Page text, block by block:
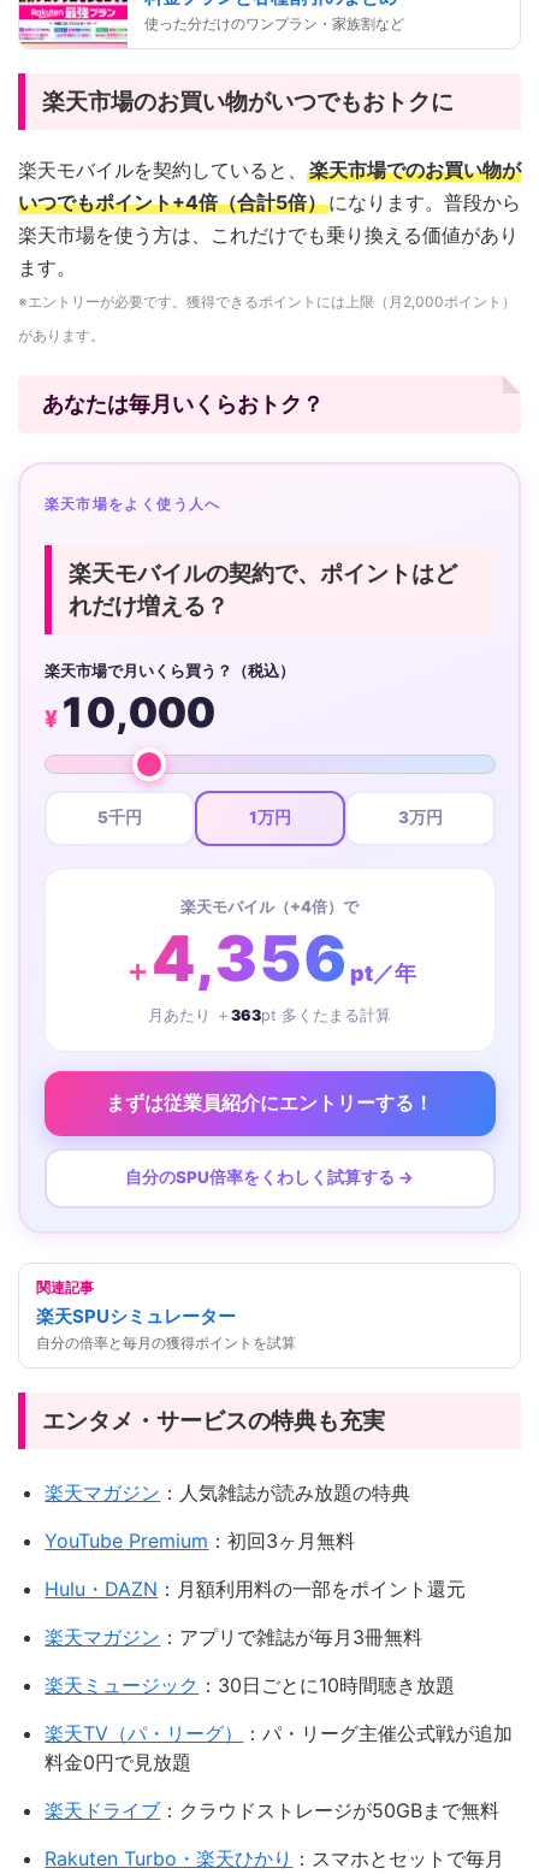
使った分だけのワンプラン・家族割など
楽天市場のお買い物がいつでもおトクに
楽天モバイルを契約していると、 楽天市場でのお買い物が
いつでもポイント+4倍（合計5倍）になります。普段から
楽天市場を使う方は、これだけでも乗り換える価値があり
ます。
※エントリーが必要です。獲得できるポイントには上限（月2,000ポイント）
があります。
あなたは毎月いくらおトク？
楽天市場をよく使う人へ
楽天モバイルの契約で、ポイントはど
れだけ増える？
楽天市場で月いくら買う？（税込）
¥10,000
5千円 1万円 3万円
楽天モバイル（+4倍）で
＋ 4,356 pt／年
月あたり ＋ 363pt 多くたまる計算
まずは従業員紹介にエントリーする！
自分のSPU倍率をくわしく試算する →
関連記事
楽天SPUシミュレーター
自分の倍率と毎月の獲得ポイントを試算
エンタメ・サービスの特典も充実
楽天マガジン ：人気雑誌が読み放題の特典
YouTube Premium ：初回3ヶ月無料
Hulu・DAZN ：月額利用料の一部をポイント還元
楽天マガジン ：アプリで雑誌が毎月3冊無料
楽天ミュージック ：30日ごとに10時間聴き放題
楽天TV（パ・リーグ）
：パ・リーグ主催公式戦が追加
料金0円で見放題
楽天ドライブ ：クラウドストレージが50GBまで無料
Rakuten Turbo・楽天ひかり ：スマホとセットで毎月